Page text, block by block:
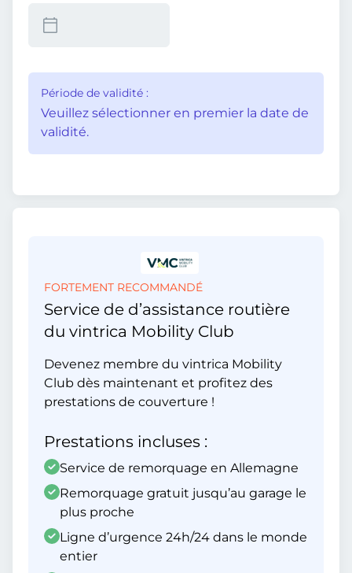
Période de validité :
Veuillez sélectionner en premier la date de
validité.
FORTEMENT RECOMMANDÉ
Service de d’assistance routière
du vintrica Mobility Club
Devenez membre du vintrica Mobility
Club dès maintenant et profitez des
prestations de couverture !
Prestations incluses :
Service de remorquage en Allemagne
Remorquage gratuit jusqu’au garage le
plus proche
Ligne d’urgence 24h/24 dans le monde
entier